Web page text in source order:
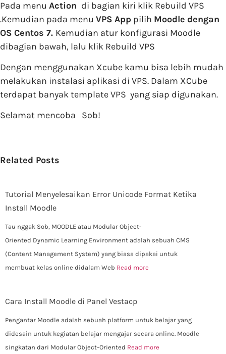
Pada menu Action di bagian kiri klik Rebuild VPS
.Kemudian pada menu VPS App pilih Moodle dengan
OS Centos 7. Kemudian atur konfigurasi Moodle
dibagian bawah, lalu klik Rebuild VPS
Dengan menggunakan Xcube kamu bisa lebih mudah
melakukan instalasi aplikasi di VPS. Dalam XCube
terdapat banyak template VPS yang siap digunakan.
Selamat mencoba Sob!
Related Posts
Tutorial Menyelesaikan Error Unicode Format Ketika
Install Moodle
Tau nggak Sob, MOODLE atau Modular Object-
Oriented Dynamic Learning Environment adalah sebuah CMS
(Content Management System) yang biasa dipakai untuk
membuat kelas online didalam Web Read more
Cara Install Moodle di Panel Vestacp
Pengantar Moodle adalah sebuah platform untuk belajar yang
didesain untuk kegiatan belajar mengajar secara online. Moodle
singkatan dari Modular Object-Oriented Read more